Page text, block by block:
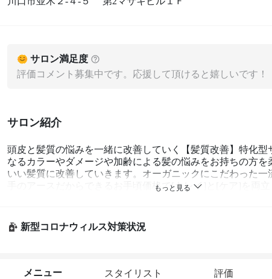
サロン満足度
評価コメント募集中です。応援して頂けると嬉しいです！
サロン紹介
頭皮と髪質の悩みを一緒に改善していく【髪質改善】特化型
なるカラーやダメージや加齢による髪の悩みをお持ちの方を
いい髪質に改善していきます。オーガニックにこだわった一
手のアースだからできるお手頃価格で[キレイ]と[ケア]を両立
新型コロナウィルス対策状況
メニュー スタイリスト 評価